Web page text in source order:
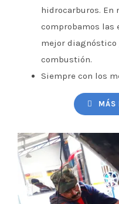
hidrocarburos. En
comprobamos las
mejor diagnóstico
combustión.
Siempre con los
MÁS